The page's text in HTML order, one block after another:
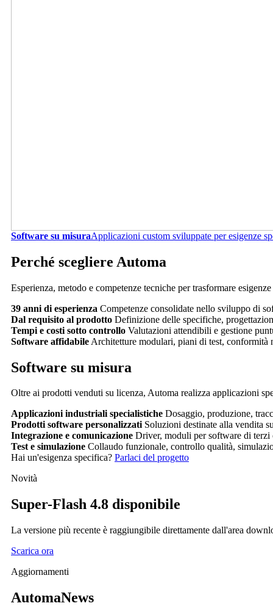
Software su misuraApplicazioni custom sviluppate per esigenze
Perché scegliere Automa
Esperienza, metodo e competenze tecniche per trasformare
39 anni di esperienza Competenze consolidate nello sviluppo di
Dal requisito al prodotto Definizione delle specifiche,
Tempi e costi sotto controllo Valutazioni attendibili e gestione
Software affidabile Architetture modulari, piani di test,
Software su misura
Oltre ai prodotti venduti su licenza, Automa realizza applicazioni
Applicazioni industriali specialistiche Dosaggio, produzione,
Prodotti software personalizzati Soluzioni destinate alla vendita
Integrazione e comunicazione Driver, moduli per software di terzi
Test e simulazione Collaudo funzionale, controllo qualità,
Hai un'esigenza specifica? Parlaci del progetto
Novità
Super-Flash 4.8 disponibile
La versione più recente è raggiungibile direttamente dall'area
Scarica ora
Aggiornamenti
AutomaNews